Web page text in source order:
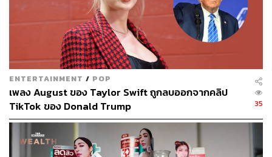
289
ABOUT THE AUTHOR
ภูริตา บุญล้อม
Beauty Editor | THE STANDARD LIFE
ENTERTAINMENT / POP
เพลง August ของ Taylor Swift ถูกลบออกจากคลิป
TikTok ของ Donald Trump
35